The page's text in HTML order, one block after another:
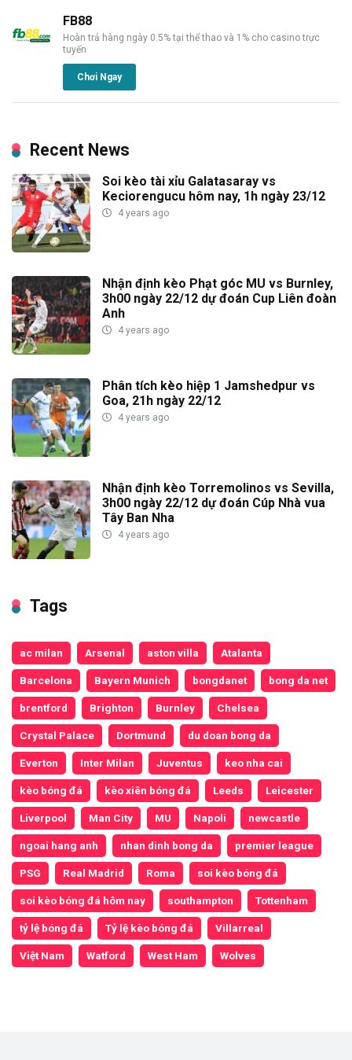
FB88
Hoàn trả hàng ngày 0.5% tại thể thao và 1% cho casino trực
tuyến
Chơi Ngay
Recent News
Soi kèo tài xỉu Galatasaray vs
Keciorengucu hôm nay, 1h ngày 23/12
4 years ago
Nhận định kèo Phạt góc MU vs Burnley,
3h00 ngày 22/12 dự đoán Cup Liên đoàn
Anh
4 years ago
Phân tích kèo hiệp 1 Jamshedpur vs
Goa, 21h ngày 22/12
4 years ago
Nhận định kèo Torremolinos vs Sevilla,
3h00 ngày 22/12 dự đoán Cúp Nhà vua
Tây Ban Nha
4 years ago
Tags
ac milan Arsenal aston villa Atalanta
Barcelona Bayern Munich bongdanet bong da net
brentford Brighton Burnley Chelsea
Crystal Palace Dortmund du doan bong da
Everton Inter Milan Juventus keo nha cai
kèo bóng đá kèo xiên bóng đá Leeds Leicester
Liverpool Man City MU Napoli newcastle
ngoai hang anh nhan dinh bong da premier league
PSG Real Madrid Roma soi kèo bóng đá
soi kèo bóng đá hôm nay southampton Tottenham
tỷ lệ bóng đá Tỷ lệ kèo bóng đá Villarreal
Việt Nam Watford West Ham Wolves